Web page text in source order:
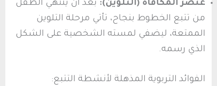
عنصر المكافأة (التلوين): بعد أن ينتهي الطفل
من تتبع الخطوط بنجاح، تأتي مرحلة التلوين
الممتعة، ليضفي لمسته الشخصية على الشكل
الذي رسمه.
الفوائد التربوية المذهلة لأنشطة التتبع: